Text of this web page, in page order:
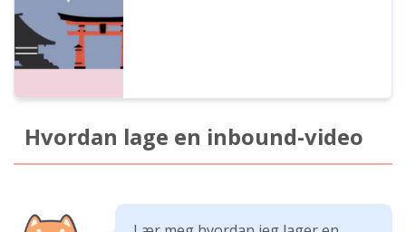
Hvordan lage en inbound-video